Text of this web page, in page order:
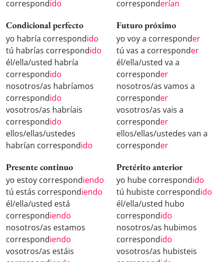
correspondido
corresponderían
Condicional perfecto
yo habría correspondido
tú habrías correspondido
él/ella/usted habría
correspondido
nosotros/as habríamos
correspondido
vosotros/as habríais
correspondido
ellos/ellas/ustedes
habrían correspondido
Futuro próximo
yo voy a corresponder
tú vas a corresponder
él/ella/usted va a
corresponder
nosotros/as vamos a
corresponder
vosotros/as vais a
corresponder
ellos/ellas/ustedes van a
corresponder
Presente continuo
yo estoy correspondiendo
tú estás correspondiendo
él/ella/usted está
correspondiendo
nosotros/as estamos
correspondiendo
vosotros/as estáis
Pretérito anterior
yo hube correspondido
tú hubiste correspondido
él/ella/usted hubo
correspondido
nosotros/as hubimos
correspondido
vosotros/as hubisteis